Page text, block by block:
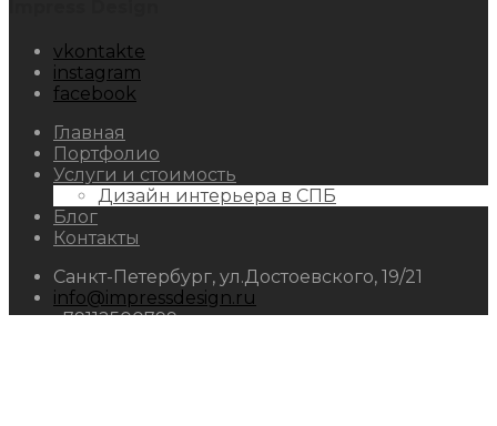
vkontakte
instagram
facebook
Главная
Портфолио
Услуги и стоимость
Дизайн интерьера в СПБ
Блог
Контакты
Санкт-Петербург, ул.Достоевского, 19/21
info@impressdesign.ru
+79112500799